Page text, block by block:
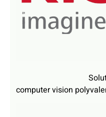
computer vision